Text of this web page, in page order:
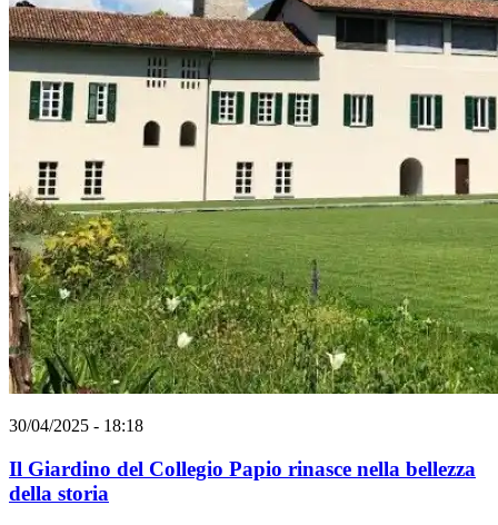
30/04/2025 - 18:18
Il Giardino del Collegio Papio rinasce nella bellezza
della storia